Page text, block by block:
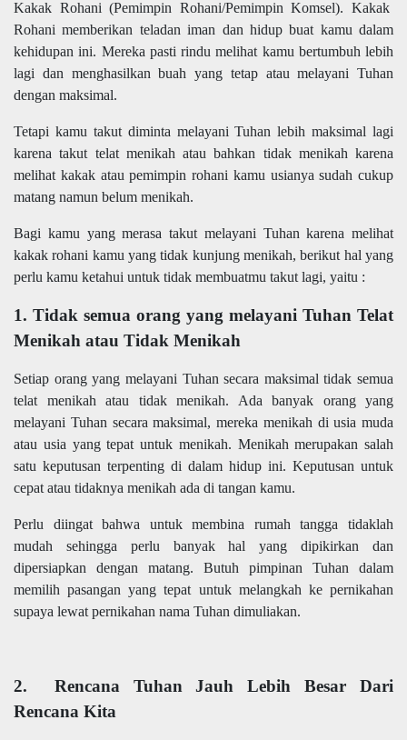
Kakak Rohani (Pemimpin Rohani/Pemimpin Komsel). Kakak
Rohani memberikan teladan iman dan hidup buat kamu dalam
kehidupan ini. Mereka pasti rindu melihat kamu bertumbuh lebih
lagi dan menghasilkan buah yang tetap atau melayani Tuhan
dengan maksimal.
Tetapi kamu takut diminta melayani Tuhan lebih maksimal lagi
karena takut telat menikah atau bahkan tidak menikah karena
melihat kakak atau pemimpin rohani kamu usianya sudah cukup
matang namun belum menikah.
Bagi kamu yang merasa takut melayani Tuhan karena melihat
kakak rohani kamu yang tidak kunjung menikah, berikut hal yang
perlu kamu ketahui untuk tidak membuatmu takut lagi, yaitu :
1. Tidak semua orang yang melayani Tuhan Telat
Menikah atau Tidak Menikah
Setiap orang yang melayani Tuhan secara maksimal tidak semua
telat menikah atau tidak menikah. Ada banyak orang yang
melayani Tuhan secara maksimal, mereka menikah di usia muda
atau usia yang tepat untuk menikah. Menikah merupakan salah
satu keputusan terpenting di dalam hidup ini. Keputusan untuk
cepat atau tidaknya menikah ada di tangan kamu.
Perlu diingat bahwa untuk membina rumah tangga tidaklah
mudah sehingga perlu banyak hal yang dipikirkan dan
dipersiapkan dengan matang. Butuh pimpinan Tuhan dalam
memilih pasangan yang tepat untuk melangkah ke pernikahan
supaya lewat pernikahan nama Tuhan dimuliakan.
2. Rencana Tuhan Jauh Lebih Besar Dari
Rencana Kita